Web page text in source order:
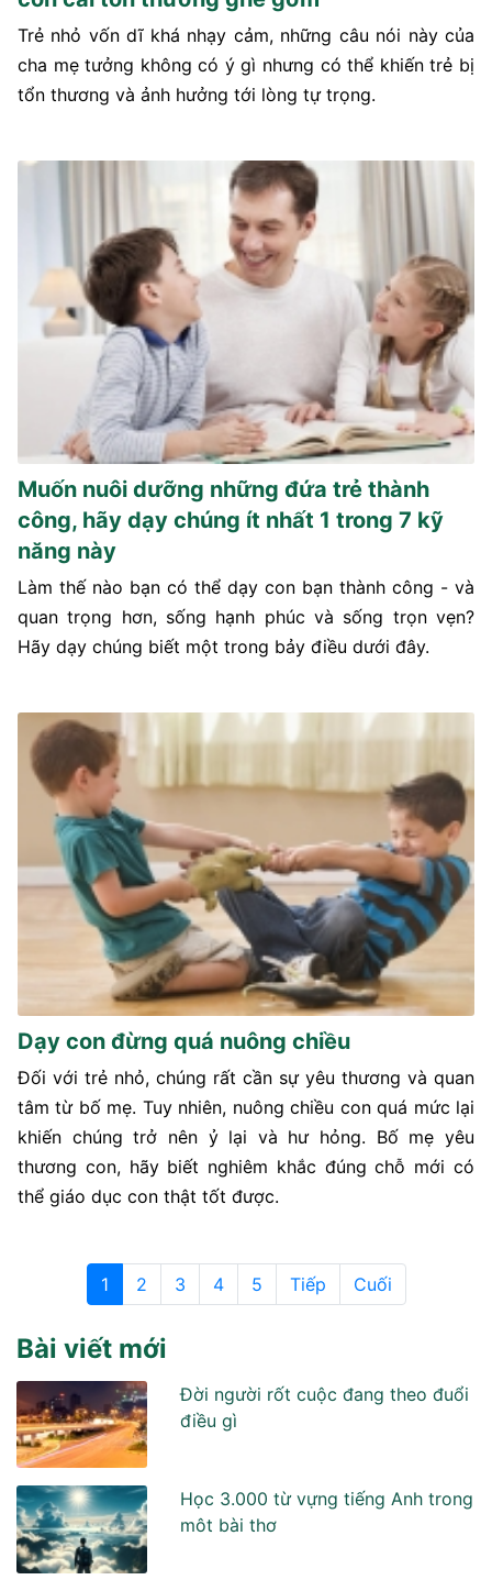
Trẻ nhỏ vốn dĩ khá nhạy cảm, những câu nói này của
cha mẹ tưởng không có ý gì nhưng có thể khiến trẻ bị
tổn thương và ảnh hưởng tới lòng tự trọng.
Muốn nuôi dưỡng những đứa trẻ thành
công, hãy dạy chúng ít nhất 1 trong 7 kỹ
năng này
Làm thế nào bạn có thể dạy con bạn thành công - và
quan trọng hơn, sống hạnh phúc và sống trọn vẹn?
Hãy dạy chúng biết một trong bảy điều dưới đây.
Dạy con đừng quá nuông chiều
Đối với trẻ nhỏ, chúng rất cần sự yêu thương và quan
tâm từ bố mẹ. Tuy nhiên, nuông chiều con quá mức lại
khiến chúng trở nên ỷ lại và hư hỏng. Bố mẹ yêu
thương con, hãy biết nghiêm khắc đúng chỗ mới có
thể giáo dục con thật tốt được.
1 2 3 4 5 Tiếp Cuối
Bài viết mới
Đời người rốt cuộc đang theo đuổi
điều gì
Học 3.000 từ vựng tiếng Anh trong
môt bài thơ